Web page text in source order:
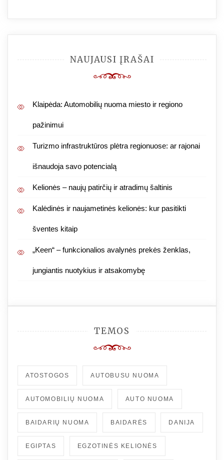
NAUJAUSI ĮRAŠAI
Klaipėda: Automobilių nuoma miesto ir regiono
pažinimui
Turizmo infrastruktūros plėtra regionuose: ar rajonai
išnaudoja savo potencialą
Kelionės – naujų patirčių ir atradimų šaltinis
Kalėdinės ir naujametinės kelionės: kur pasitikti
šventes kitaip
„Keen“ – funkcionalios avalynės prekės ženklas,
jungiantis nuotykius ir atsakomybę
TEMOS
ATOSTOGOS AUTOBUSU NUOMA
AUTOMOBILIŲ NUOMA AUTO NUOMA
BAIDARIŲ NUOMA BAIDARĖS DANIJA
EGIPTAS EGZOTINĖS KELIONĖS